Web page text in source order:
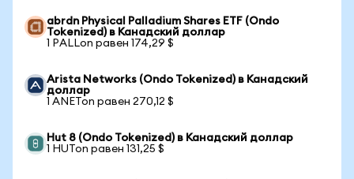
abrdn Physical Palladium Shares ETF (Ondo
Tokenized) в Канадский доллар
1 PALLon равен 174,29 $
Arista Networks (Ondo Tokenized) в Канадский
доллар
1 ANETon равен 270,12 $
Hut 8 (Ondo Tokenized) в Канадский доллар
1 HUTon равен 131,25 $